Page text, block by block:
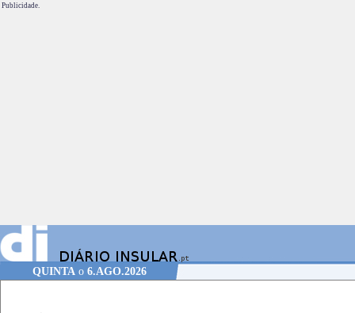
Publicidade.
QUINTAo 6.AGO.2026